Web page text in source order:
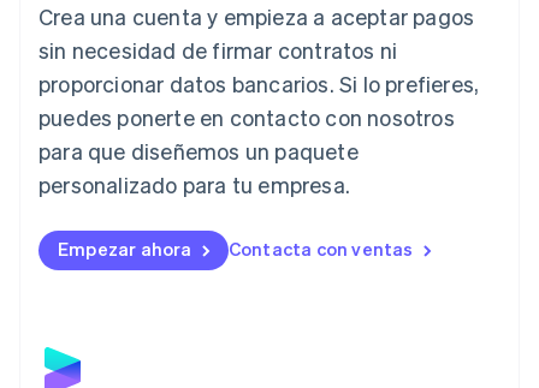
Crea una cuenta y empieza a aceptar pagos
sin necesidad de firmar contratos ni
proporcionar datos bancarios. Si lo prefieres,
puedes ponerte en contacto con nosotros
para que diseñemos un paquete
personalizado para tu empresa.
Empezar ahora Contacta con ventas
Italia
English
Japón
日本語English
Letonia
Liechtenstein
DeutschEnglish
English
Luxemburgo
Malta
English